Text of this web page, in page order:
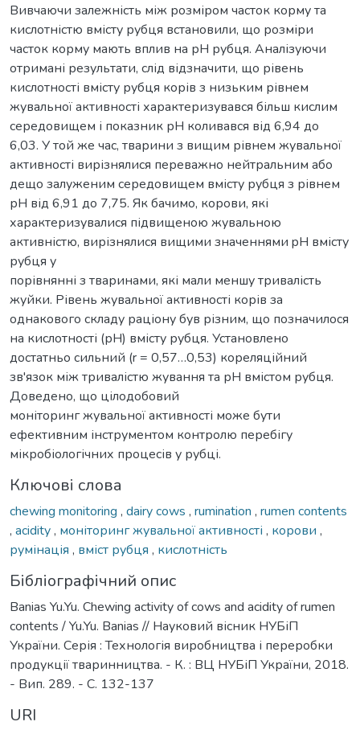
Вивчаючи залежність між розміром часток корму та
кислотністю вмісту рубця встановили, що розміри
часток корму мають вплив на рН рубця. Аналізуючи
отримані результати, слід відзначити, що рівень
кислотності вмісту рубця корів з низьким рівнем
жувальної активності характеризувався більш кислим
середовищем і показник рН коливався від 6,94 до
6,03. У той же час, тварини з вищим рівнем жувальної
активності вирізнялися переважно нейтральним або
дещо залуженим середовищем вмісту рубця з рівнем
рН від 6,91 до 7,75. Як бачимо, корови, які
характеризувалися підвищеною жувальною
активністю, вирізнялися вищими значеннями pH вмісту
рубця у
порівнянні з тваринами, які мали меншу тривалість
жуйки. Рівень жувальної активності корів за
однакового складу раціону був різним, що позначилося
на кислотності (рН) вмісту рубця. Установлено
достатньо сильний (r = 0,57…0,53) кореляційний
зв'язок між тривалістю жування та рН вмістом рубця.
Доведено, що цілодобовий
моніторинг жувальної активності може бути
ефективним інструментом контролю перебігу
мікробіологічних процесів у рубці.
Ключові слова
chewing monitoring , dairy cows , rumination , rumen contents
, acidity, моніторинг жувальної активності , корови ,
румінація , вміст рубця , кислотність
Бібліографічний опис
Banias Yu.Yu. Chewing activity of cows and acidity of rumen
contents / Yu.Yu. Banias // Науковий вісник НУБіП
України. Серія : Технологія виробництва і переробки
продукції тваринництва. - К. : ВЦ НУБіП України, 2018.
- Вип. 289. - С. 132-137
URI